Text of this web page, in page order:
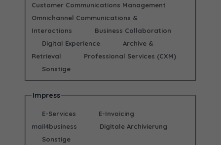
Customer Communications Management
Omnichannel Communications &
Interactions
Business Collaboration
Digital Experience
Archive &
Retrieval
Professional Services (CXM)
Sonstige
Impress
E-Services
E-Invoicing
mail4business
Digitale Archivierung
Sonstige